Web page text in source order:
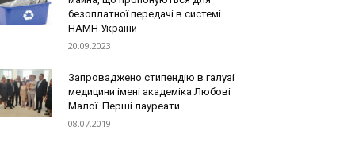
безоплатної передачі в системі
НАМН України
20.09.2023
Запроваджено стипендію в галузі
медицини імені академіка Любові
Малої. Перші лауреати
08.07.2019